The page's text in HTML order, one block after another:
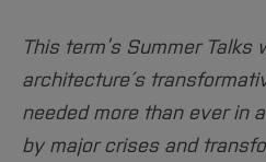
This term’s Summer Talks
architecture´s
needed more than ever in
by major crises and